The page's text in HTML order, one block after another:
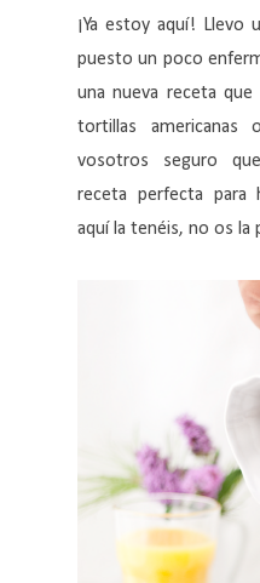
¡Ya estoy aquí!
puesto un poco
una nueva receta
tortillas americanas
vosotros seguro
receta perfecta para
aquí la tenéis, no os la